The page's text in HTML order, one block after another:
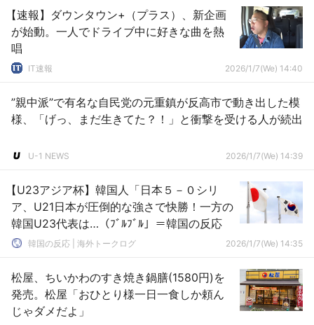
【速報】ダウンタウン+（プラス）、新企画
が始動。一人でドライブ中に好きな曲を熱
唱
IT速報 2026/1/7(We) 14:40
”親中派”で有名な自民党の元重鎮が反高市で動き出した模
様、「げっ、まだ生きてた？！」と衝撃を受ける人が続出
U-1 NEWS 2026/1/7(We) 14:39
【U23アジア杯】韓国人「日本５－０シリ
ア、U21日本が圧倒的な強さで快勝！一方の
韓国U23代表は…（ﾌﾞﾙﾌﾞﾙ」＝韓国の反応
韓国の反応 | 海外トークログ 2026/1/7(We) 14:35
松屋、ちいかわのすき焼き鍋膳(1580円)を
発売。松屋「おひとり様一日一食しか頼ん
じゃダメだよ」